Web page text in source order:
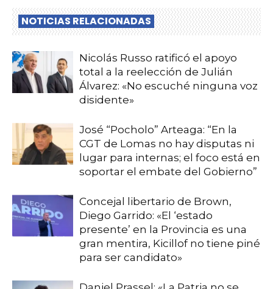
NOTICIAS RELACIONADAS
Nicolás Russo ratificó el apoyo
total a la reelección de Julián
Álvarez: «No escuché ninguna voz
disidente»
José “Pocholo” Arteaga: “En la
CGT de Lomas no hay disputas ni
lugar para internas; el foco está en
soportar el embate del Gobierno”
Concejal libertario de Brown,
Diego Garrido: «El ‘estado
presente’ en la Provincia es una
gran mentira, Kicillof no tiene piné
para ser candidato»